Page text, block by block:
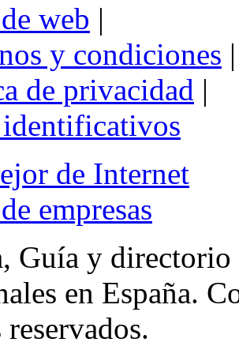
web |
y condiciones |
de privacidad |
de Internet
empresas
Guía y directorio
en España.
reservados.